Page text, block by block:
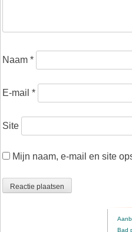
Naam *
E-mail *
Site
Mijn naam, e-mail en site
Bad